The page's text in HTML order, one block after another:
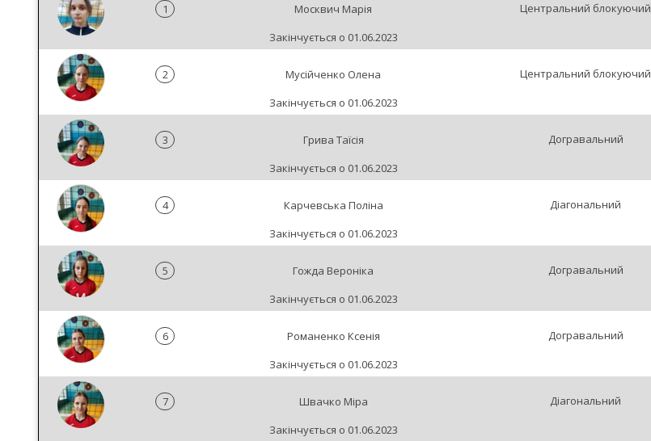
1
Москвич Марія
Закінчується о 01.06.2023
Центральний блокуючий
2
Мусійченко Олена
Закінчується о 01.06.2023
Центральний блокуючий
3
Грива Таїсія
Закінчується о 01.06.2023
Догравальний
4
Карчевська Поліна
Закінчується о 01.06.2023
Діагональний
5
Гожда Вероніка
Закінчується о 01.06.2023
Догравальний
6
Романенко Ксенія
Закінчується о 01.06.2023
Догравальний
7
Швачко Міра
Закінчується о 01.06.2023
Діагональний